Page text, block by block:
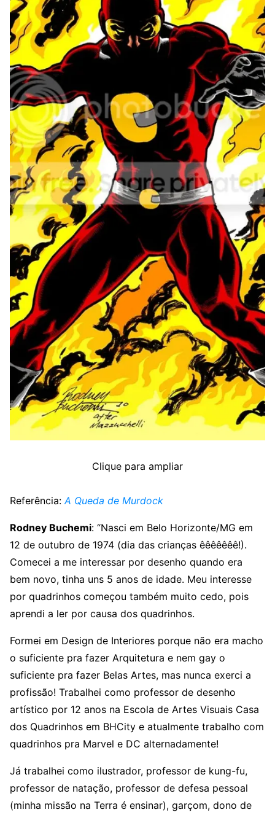
Clique para ampliar
Referência: A Queda de Murdock
Rodney Buchemi: “Nasci em Belo Horizonte/MG em
12 de outubro de 1974 (dia das crianças êêêêêêê!).
Comecei a me interessar por desenho quando era
bem novo, tinha uns 5 anos de idade. Meu interesse
por quadrinhos começou também muito cedo, pois
aprendi a ler por causa dos quadrinhos.
Formei em Design de Interiores porque não era macho
o suficiente pra fazer Arquitetura e nem gay o
suficiente pra fazer Belas Artes, mas nunca exerci a
profissão! Trabalhei como professor de desenho
artístico por 12 anos na Escola de Artes Visuais Casa
dos Quadrinhos em BHCity e atualmente trabalho com
quadrinhos pra Marvel e DC alternadamente!
Já trabalhei como ilustrador, professor de kung-fu,
professor de natação, professor de defesa pessoal
(minha missão na Terra é ensinar), garçom, dono de